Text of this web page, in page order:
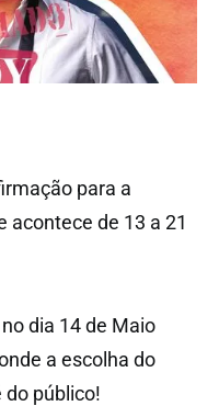
para a
acontece de 13 a 21
dia 14 de Maio
a escolha do
público!